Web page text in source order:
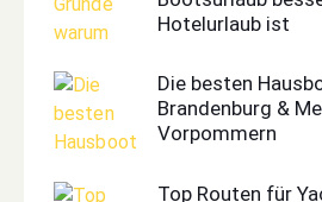
Hotelurlaub ist
Die besten
Brandenburg &
Vorpommern
Top Routen für